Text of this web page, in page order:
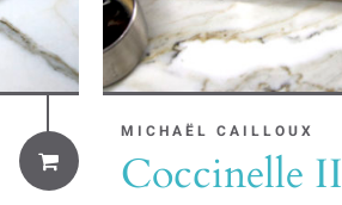
MICHAËL CAILLOUX
Coccinelle II